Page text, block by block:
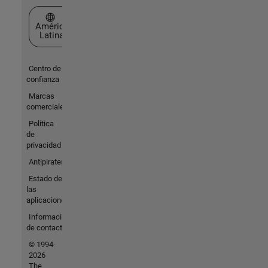
Seleccione un país/idioma
América
Latina
Centro de
confianza
Marcas
comerciales
Política
de
privacidad
Antipiratería
Estado de
las
aplicaciones
Información
de contacto
© 1994-
2026
The